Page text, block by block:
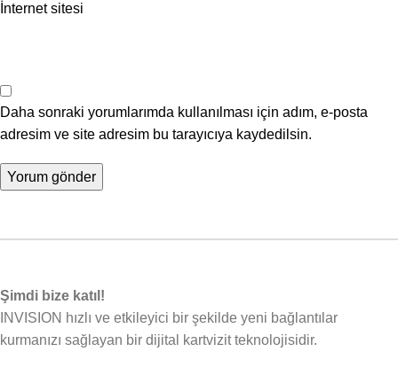
İnternet sitesi
Daha sonraki yorumlarımda kullanılması için adım, e-posta
adresim ve site adresim bu tarayıcıya kaydedilsin.
Şimdi bize katıl!
INVISION hızlı ve etkileyici bir şekilde yeni bağlantılar
kurmanızı sağlayan bir dijital kartvizit teknolojisidir.